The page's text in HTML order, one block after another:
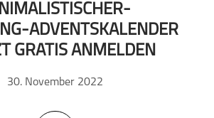
ADVENTSKALENDER
GRATIS ANMELDEN
30. November 2022